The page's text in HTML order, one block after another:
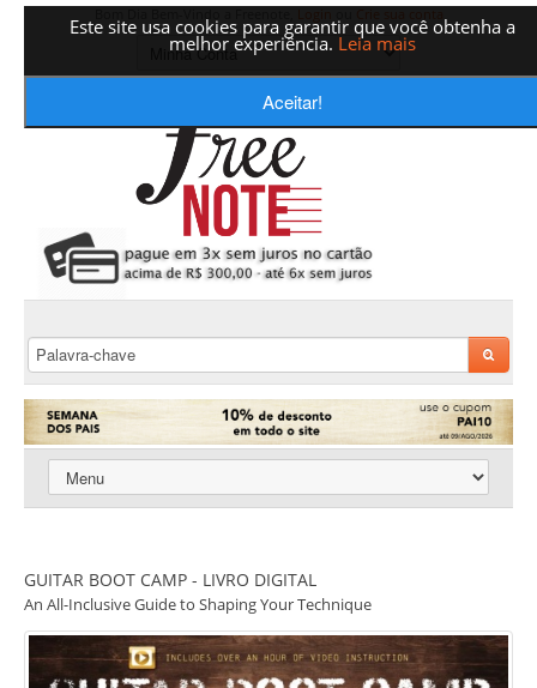
Este site usa cookies para garantir que você obtenha a
melhor experiência. Leia mais
Aceitar!
GUITAR BOOT CAMP - LIVRO DIGITAL
An All-Inclusive Guide to Shaping Your Technique